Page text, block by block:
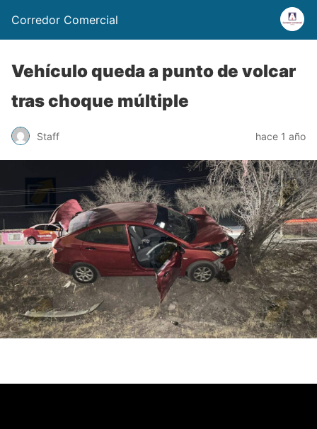
Corredor Comercial
Vehículo queda a punto de volcar
tras choque múltiple
Staff hace 1 año